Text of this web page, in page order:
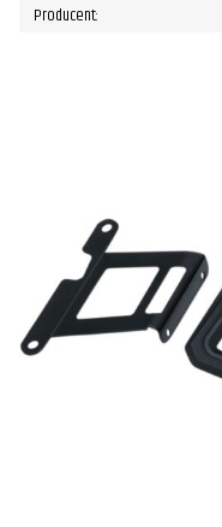
Producent: